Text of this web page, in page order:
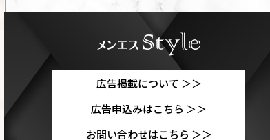
広告掲載について ＞＞
広告申込みはこちら ＞＞
お問い合わせはこちら ＞＞